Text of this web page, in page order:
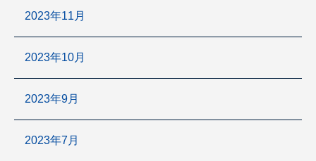
2023年11月
2023年10月
2023年9月
2023年7月